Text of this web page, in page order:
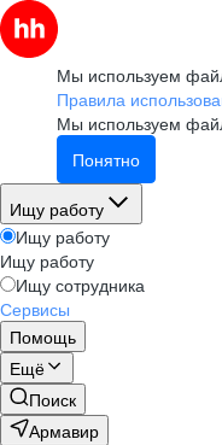
Мы используем
Правила
Мы используем
Понятно
Ищу работу
Ищу работу
Ищу работу
Ищу сотрудника
Сервисы
Помощь
Ещё
Поиск
Армавир